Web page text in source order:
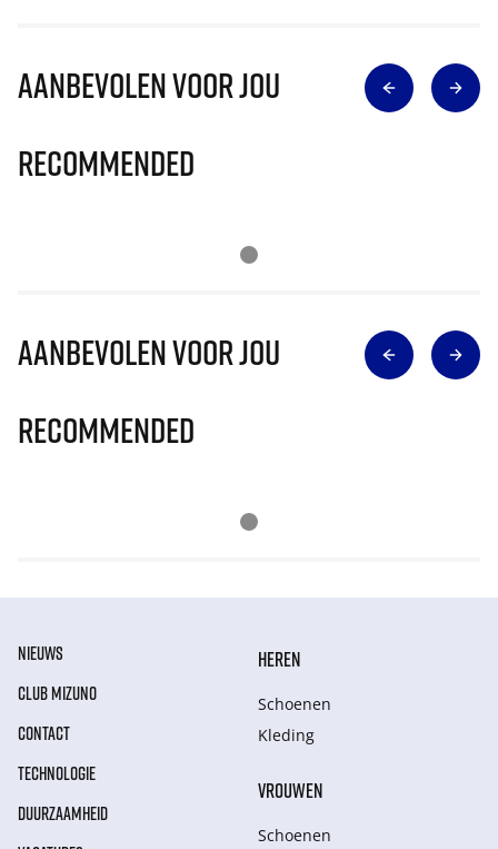
Aanbevolen voor jou
Recommended
Aanbevolen voor jou
Recommended
NIEUWS
CLUB MIZUNO
CONTACT
TECHNOLOGIE
DUURZAAMHEID
HEREN
Schoenen
Kleding
VROUWEN
Schoenen